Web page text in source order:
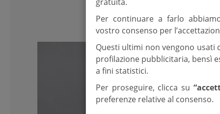
Per continuare a farlo
vostro consenso per
Questi ultimi non vengono usati
profilazione pubblicitaria, bensì
a fini statistici.
Per proseguire, clicca su
preferenze relative al consenso.